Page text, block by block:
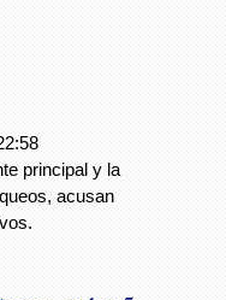
principal y la
acusan